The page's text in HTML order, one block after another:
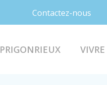
Contactez-nous
PRIGONRIEUX